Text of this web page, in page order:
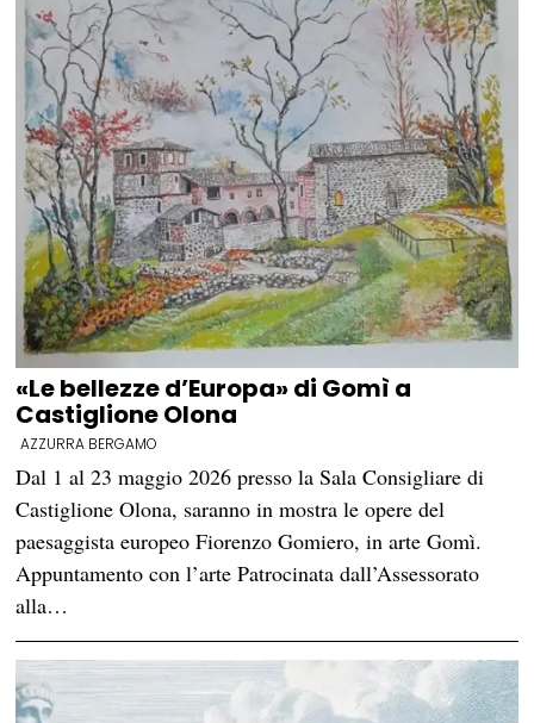
«Le bellezze d’Europa» di Gomì a
Castiglione Olona
AZZURRA BERGAMO
Dal 1 al 23 maggio 2026 presso la Sala Consigliare di
Castiglione Olona, saranno in mostra le opere del
paesaggista europeo Fiorenzo Gomiero, in arte Gomì.
Appuntamento con l’arte Patrocinata dall’Assessorato
alla…